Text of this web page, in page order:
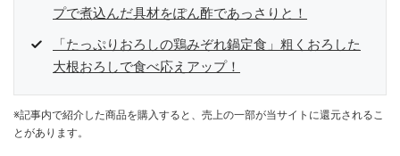
プで煮込んだ具材をぽん酢であっさりと！
「たっぷりおろしの鶏みぞれ鍋定食」粗くおろした
大根おろしで食べ応えアップ！
※記事内で紹介した商品を購入すると、売上の一部が当サイトに還元されるこ
とがあります。